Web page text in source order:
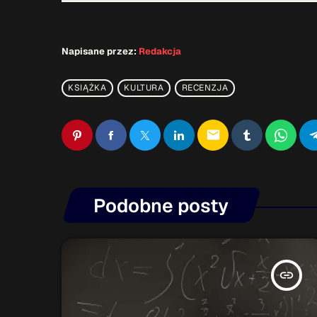
Napisane przez: Redakcja
KSIĄŻKA KULTURA RECENZJA
email
Podobne posty
insert_link